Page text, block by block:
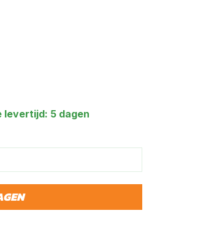
tegels
te reinigen. De
waterafvoer, terwijl de
plaatsing zonder
tegels kies je voor
passend bij iedere
levertijd: 5 dagen